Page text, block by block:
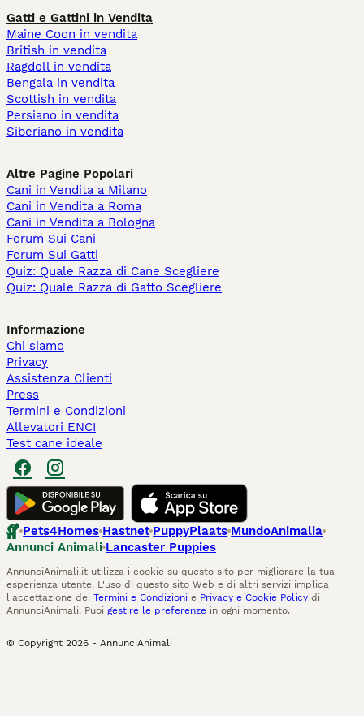
Gatti e Gattini in Vendita
Maine Coon in vendita
British in vendita
Ragdoll in vendita
Bengala in vendita
Scottish in vendita
Persiano in vendita
Siberiano in vendita
Altre Pagine Popolari
Cani in Vendita a Milano
Cani in Vendita a Roma
Cani in Vendita a Bologna
Forum Sui Cani
Forum Sui Gatti
Quiz: Quale Razza di Cane Scegliere
Quiz: Quale Razza di Gatto Scegliere
Informazione
Chi siamo
Privacy
Assistenza Clienti
Press
Termini e Condizioni
Allevatori ENCI
Test cane ideale
Pets4Homes Hastnet PuppyPlaats MundoAnimalia
Annunci Animali Lancaster Puppies
AnnunciAnimali.it utilizza i cookie su questo sito per migliorare la tua
esperienza utente. L'uso di questo sito Web e di altri servizi implica
l'accettazione dei Termini e Condizioni e Privacy e Cookie Policy di
AnnunciAnimali. Puoi gestire le preferenze in ogni momento.
© Copyright 2026 - AnnunciAnimali